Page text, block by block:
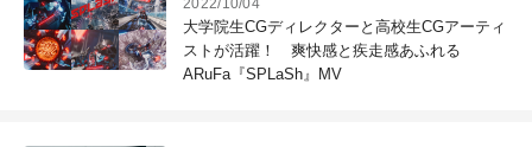
大学院生CGディレクターと高校生CGアーティ
ストが活躍！ 爽快感と疾走感あふれる
ARuFa『SPLaSh』MV